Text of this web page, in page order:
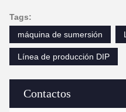
Contactos
Tags:
máquina de sumersión
Línea de producción DIP